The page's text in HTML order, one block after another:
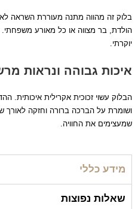
בלוק זה מהווה מתנה מעוררת השראה
הולדת, בר מצווה או כל מאורע משפחתי.
יוקרתי.
איכות גבוהה ונראות
הבלוק עשוי זכוכית אקרילית
ושומרת על הברכה ברורה וחזקה לאורך
שמעצימים את החוויה.
מידע כללי
שאלות נפוצות